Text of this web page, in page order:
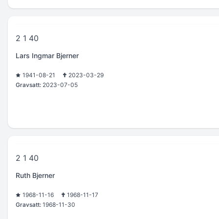
2 1 40
Lars Ingmar Bjerner
1941-08-21
2023-03-29
Gravsatt: 2023-07-05
2 1 40
Ruth Bjerner
1968-11-16
1968-11-17
Gravsatt: 1968-11-30